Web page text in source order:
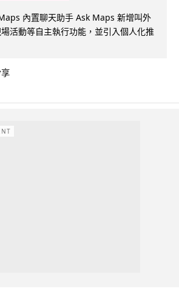
內置聊天助手 Ask Maps 新增叫外
活動等自主執行功能，並引入個人化推